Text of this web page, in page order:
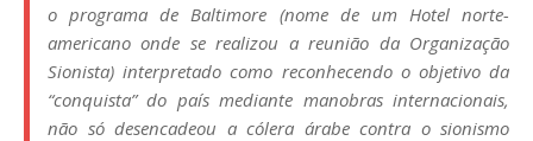
o programa de Baltimore (nome de um Hotel norte-
americano onde se realizou a reunião da Organização
Sionista) interpretado como reconhecendo o objetivo da
“conquista” do país mediante manobras internacionais,
não só desencadeou a cólera árabe contra o sionismo